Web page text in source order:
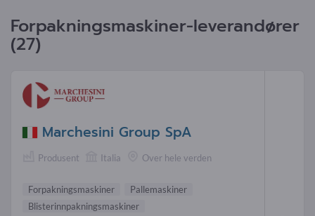
Forpakningsmaskiner-leverandører
(27)
Marchesini Group SpA
Produsent Italia Over hele verden
Forpakningsmaskiner
Pallemaskiner
Blisterinnpakningsmaskiner